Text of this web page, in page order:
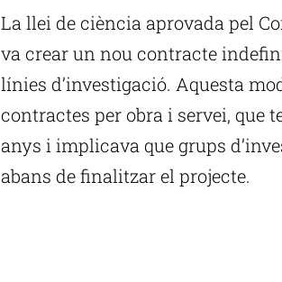
La llei de ciència aprovada pel
va crear un nou contracte
línies d’investigació. Aquesta
contractes per obra i servei, que
anys i implicava que grups
abans de finalitzar el projecte.